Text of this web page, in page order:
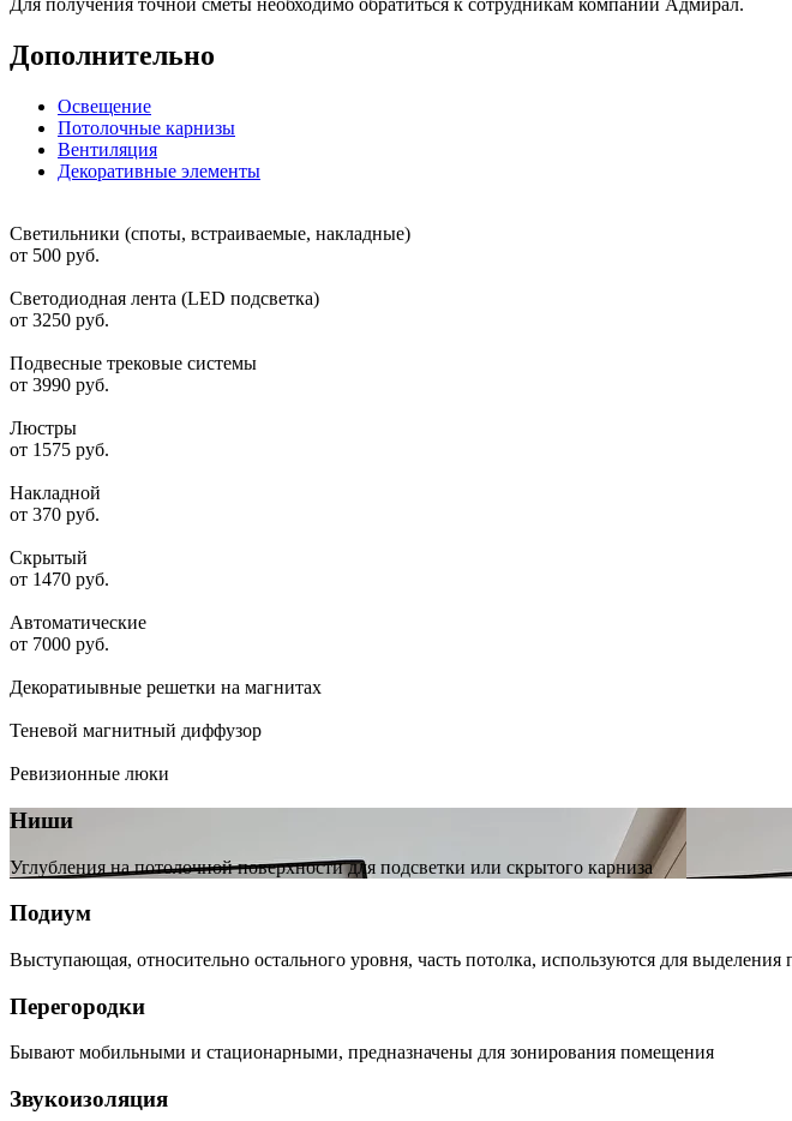
Для получения точной сметы необходимо обратиться к сотрудникам компании Адмирал.
Дополнительно
Освещение
Потолочные карнизы
Вентиляция
Декоративные элементы
Светильники (споты, встраиваемые, накладные)
от 500 руб.
Светодиодная лента (LED подсветка)
от 3250 руб.
Подвесные трековые системы
от 3990 руб.
Люстры
от 1575 руб.
Накладной
от 370 руб.
Скрытый
от 1470 руб.
Автоматические
от 7000 руб.
Декоратиывные решетки на магнитах
Теневой магнитный диффузор
Ревизионные люки
Ниши
Углубления на потолочной поверхности для подсветки или скрытого карниза
Подиум
Выступающая, относительно остального уровня, часть потолка, используются для
Перегородки
Бывают мобильными и стационарными, предназначены для зонирования помещения
Звукоизоляция